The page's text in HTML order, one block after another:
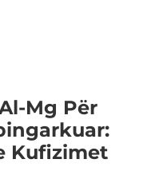
Mg Për
Kufizimet